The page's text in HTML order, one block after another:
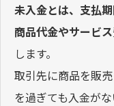
未入金とは、支払
商品代金やサービ
します。
取引先に商品を販
を過ぎても入金が